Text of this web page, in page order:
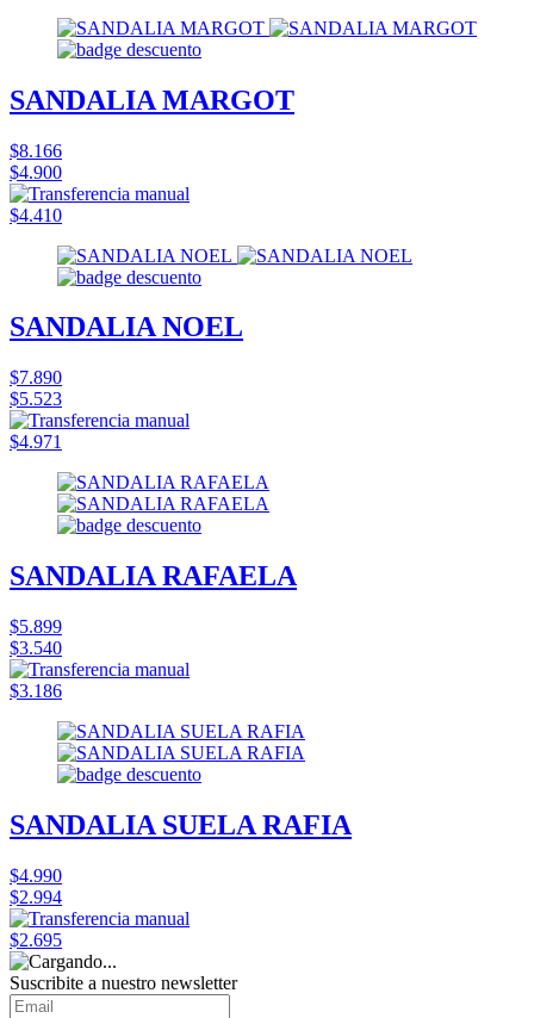
SANDALIA MARGOT
$8.166
$4.900
$4.410
SANDALIA NOEL
$7.890
$5.523
$4.971
SANDALIA RAFAELA
$5.899
$3.540
$3.186
SANDALIA SUELA RAFIA
$4.990
$2.994
$2.695
Suscribite a nuestro newsletter